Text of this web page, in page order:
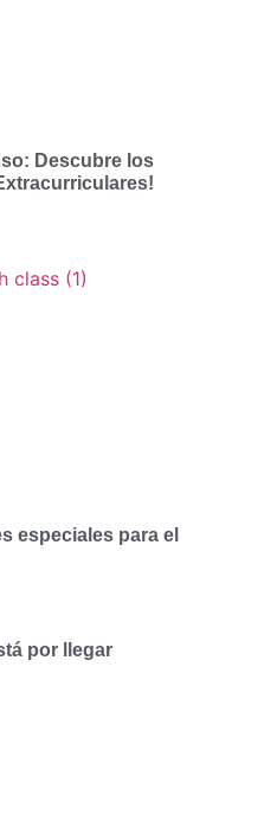
Descubre los
especiales para el
por llegar